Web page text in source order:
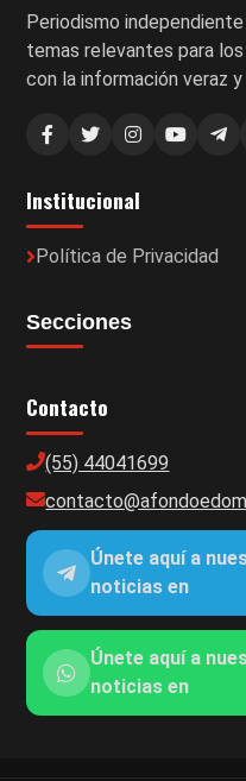
Periodismo
temas relevantes para
con la información veraz
Institucional
Política de Privacidad
Secciones
Contacto
(55) 44041699
Únete aquí a
noticias en
Únete aquí a
noticias en